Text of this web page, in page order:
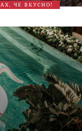
АХ, ЧЕ ВКУСНО!